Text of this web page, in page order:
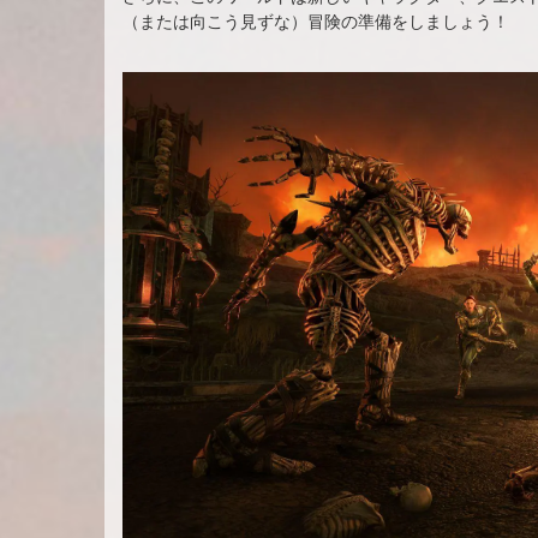
（または向こう見ずな）冒険の準備をしましょう！